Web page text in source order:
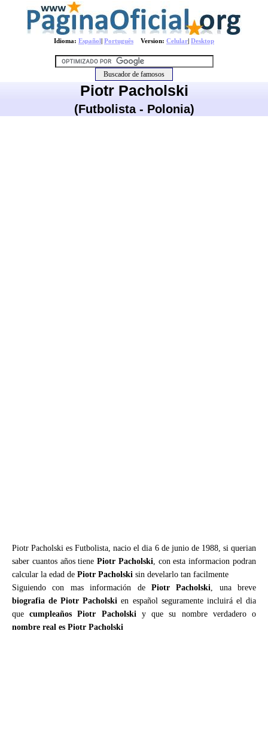
Idioma: Español| Português Version: Celular| Desktop
Piotr Pacholski
(Futbolista - Polonia)
Piotr Pacholski es Futbolista, nacio el dia 6 de junio de 1988, si querian
saber cuantos años tienePiotr Pacholski, con esta informacion podran
calcular la edad de Piotr Pacholski sin develarlo tan facilmente
Siguiendo con mas información de Piotr Pacholski, una breve
biografia de Piotr Pacholski en español seguramente incluirá el dia
quecumpleaños Piotr Pacholskiy que su nombre verdadero o
nombre real es Piotr Pacholski